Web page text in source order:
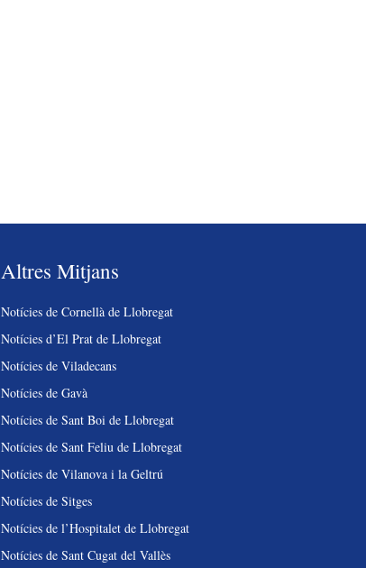
Altres Mitjans
Notícies de Cornellà de Llobregat
Notícies d’El Prat de Llobregat
Notícies de Viladecans
Notícies de Gavà
Notícies de Sant Boi de Llobregat
Notícies de Sant Feliu de Llobregat
Notícies de Vilanova i la Geltrú
Notícies de Sitges
Notícies de l’Hospitalet de Llobregat
Notícies de Sant Cugat del Vallès